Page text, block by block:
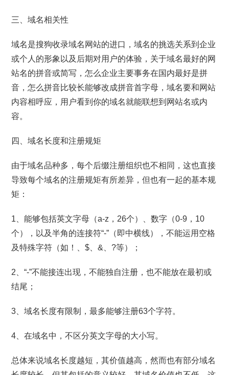
三、域名相关性
域名是搜狗收录域名网站的进口，域名的挑选关系到企业
或个人的形象以及后期对用户的体验，关于域名最好的网
站名的拼音或简写，怎么企业主要事务在国内最好是拼
音，怎么拼音比较长能够改成拼音首字母，域名要和网站
内容相呼应，用户看到你的域名就能联想到网站名或内
容。
四、域名长度和注册规矩
由于域名品种多，每个后缀注册组织也不相同，这也直接
导致每个域名的注册规矩有所差异，但也有一起的基本规
矩：
1、能够包括英文字母（a-z，26个）、数字（0-9，10
个），以及半角的连接符“-”（即中横线），不能运用空格
及特殊字符（如！、$、&、?等）；
2、“-”不能接连出现，不能独自注册，也不能放在最初或
结尾；
3、域名长度有限制，最多能够注册63个字符。
4、在域名中，不区分英文字母的大小写。
总体来说域名长度越短，其价值越高，然而也有部分域名